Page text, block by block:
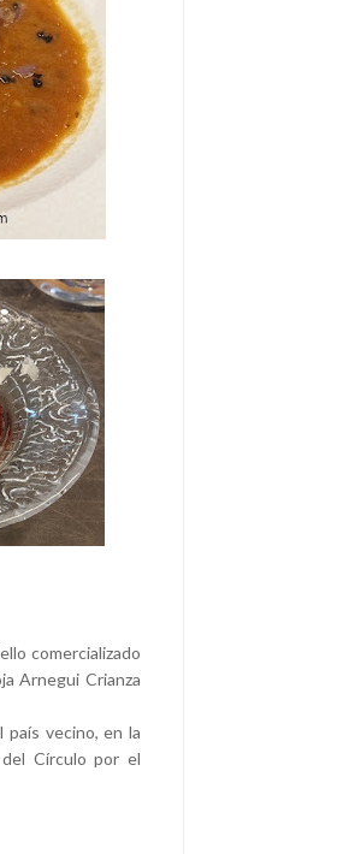
comercializado
Arnegui Crianza
vecino, en la
Círculo por el